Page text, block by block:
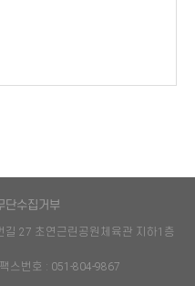
단수집거부
27 초연근린공원체육관 지하1층
팩스번호 : 051-804-9867